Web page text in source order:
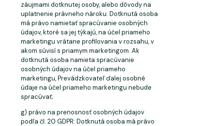
záujmami dotknutej osoby, alebo dôvody na
uplatnenie právneho nároku. Dotknutá osoba
má právo namietať spracúvanie osobných
údajov, ktoré sa jej týkajú, na účel priameho
marketingu vrátane profilovania v rozsahu, v
akom súvisí s priamym marketingom. Ak
dotknutá osoba namieta spracúvanie
osobných údajov na účel priameho
marketingu, Prevádzkovateľ ďalej osobné
údaje na účel priameho marketingu nebude
spracúvať;
g) právo na prenosnosť osobných údajov
podľa čl. 20 GDPR: Dotknutá osoba má právo